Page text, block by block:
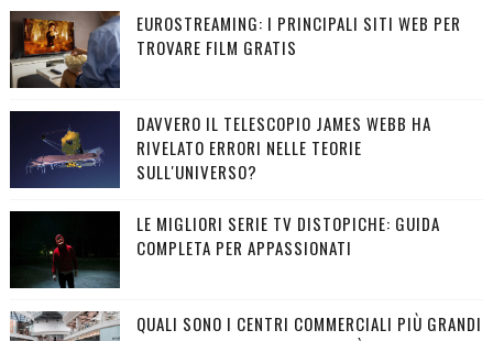
EUROSTREAMING: I PRINCIPALI SITI WEB PER
TROVARE FILM GRATIS
DAVVERO IL TELESCOPIO JAMES WEBB HA
RIVELATO ERRORI NELLE TEORIE
SULL'UNIVERSO?
LE MIGLIORI SERIE TV DISTOPICHE: GUIDA
COMPLETA PER APPASSIONATI
QUALI SONO I CENTRI COMMERCIALI PIÙ GRANDI